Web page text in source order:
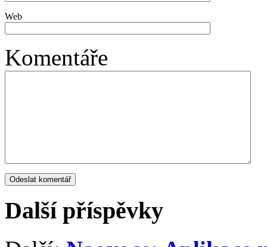
Web
Komentáře
Další příspěvky